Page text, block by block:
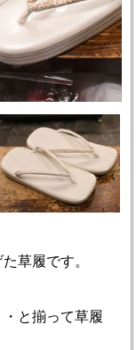
草履です。
と揃って草履